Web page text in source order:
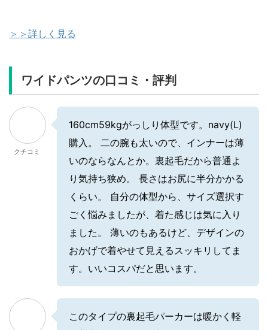
＞＞詳しく見る
ワイドパンツの口コミ・評判
クチコミ
160cm59kgがっしり体型です。navy(L)
購入。 二の腕も太いので、インナーは薄
いのならなんとか。裏起毛だから普通よ
り気持ち狭め。 長さはお尻に半分かかる
くらい。 自分の体型から、サイズ選択す
ごく悩みましたが、着た感じは気に入り
ました。 薄いのもあるけど、デザインの
おかげで着やせて見えるスッキリしてま
す。いいコスパだと思います。
このタイプの裏起毛パーカーは暖かく軽